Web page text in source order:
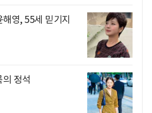
영, 55세 믿기지
정석